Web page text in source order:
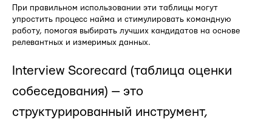
При правильном использовании эти таблицы могут
упростить процесс найма и стимулировать командную
работу, помогая выбирать лучших кандидатов на основе
релевантных и измеримых данных.
Interview Scorecard (таблица оценки
собеседования) — это
структурированный инструмент,